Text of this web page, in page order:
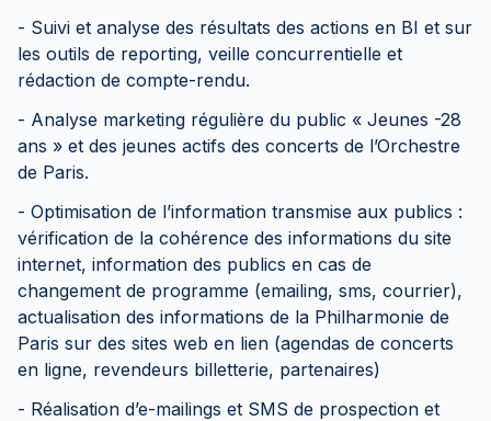
- Suivi et analyse des résultats des actions en BI et sur
les outils de reporting, veille concurrentielle et
rédaction de compte-rendu.
- Analyse marketing régulière du public « Jeunes -28
ans » et des jeunes actifs des concerts de l’Orchestre
de Paris.
- Optimisation de l’information transmise aux publics :
vérification de la cohérence des informations du site
internet, information des publics en cas de
changement de programme (emailing, sms, courrier),
actualisation des informations de la Philharmonie de
Paris sur des sites web en lien (agendas de concerts
en ligne, revendeurs billetterie, partenaires)
- Réalisation d’e-mailings et SMS de prospection et